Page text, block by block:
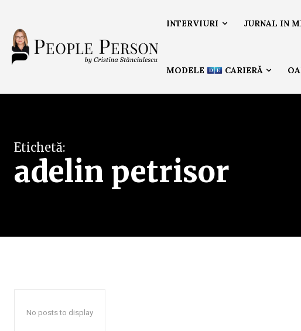
INTERVIURI JURNAL IN
MODELE CARIERĂ
Etichetă:
adelin petrisor
No posts to display